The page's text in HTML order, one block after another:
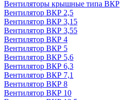
Вентиляторы крышные типа ВКР
Вентилятор ВКР 2,5
Вентилятор ВКР 3,15
Вентилятор ВКР 3,55
Вентилятор ВКР 4
Вентилятор ВКР 5
Вентилятор ВКР 5,6
Вентилятор ВКР 6,3
Вентилятор ВКР 7,1
Вентилятор ВКР 8
Вентилятор ВКР 10